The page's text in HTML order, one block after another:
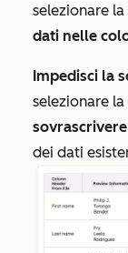
selezionare
dati nelle
Impedisci la
selezionare
sovrascrivere
dei dati